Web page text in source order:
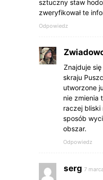
sztuczny staw
zweryfikował te
Odpowiedz
Znajduje
skraju
utworzone
nie zmienia
raczej bliski
sposób
obszar.
Odpowiedz
serg 7